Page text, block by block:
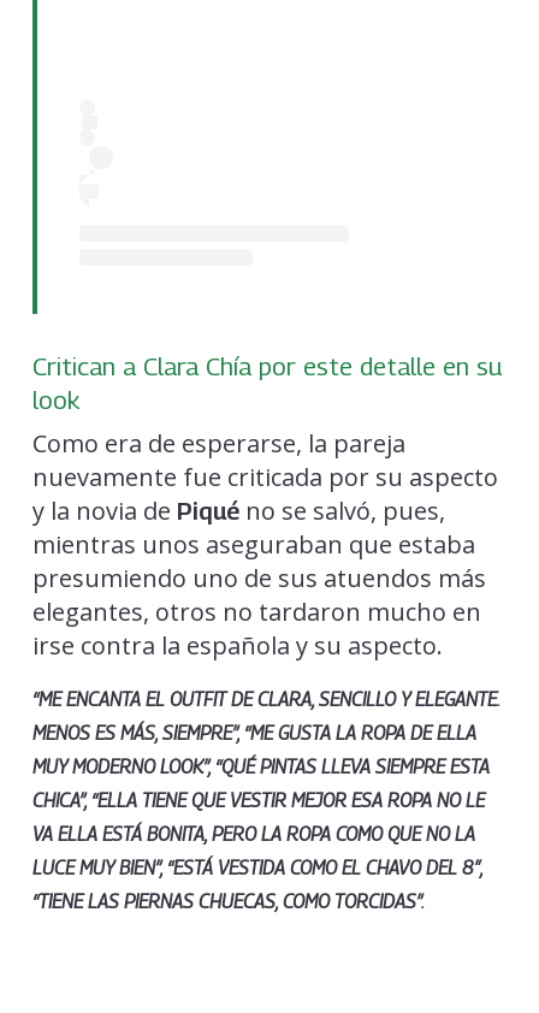
Critican a Clara Chía por este detalle en su
look
Como era de esperarse, la pareja
nuevamente fue criticada por su aspecto
y la novia de Piqué no se salvó, pues,
mientras unos aseguraban que estaba
presumiendo uno de sus atuendos más
elegantes, otros no tardaron mucho en
irse contra la española y su aspecto.
“ME ENCANTA EL OUTFIT DE CLARA, SENCILLO Y ELEGANTE.
MENOS ES MÁS, SIEMPRE”, “ME GUSTA LA ROPA DE ELLA
MUY MODERNO LOOK”, “QUÉ PINTAS LLEVA SIEMPRE ESTA
CHICA”, “ELLA TIENE QUE VESTIR MEJOR ESA ROPA NO LE
VA ELLA ESTÁ BONITA, PERO LA ROPA COMO QUE NO LA
LUCE MUY BIEN”, “ESTÁ VESTIDA COMO EL CHAVO DEL 8″,
“TIENE LAS PIERNAS CHUECAS, COMO TORCIDAS”.